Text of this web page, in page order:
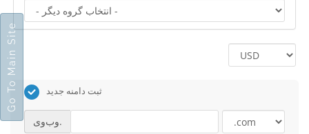
ثبت دامنه جدید
وب‌وی.
Go To Main Site